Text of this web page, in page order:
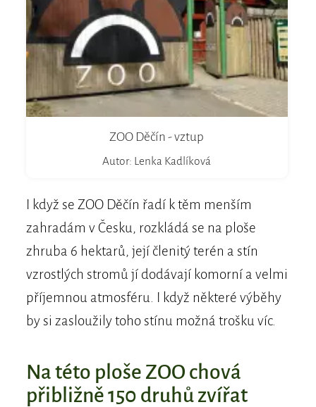
ZOO Děčín - vztup
Autor: Lenka Kadlíková
I když se ZOO Děčín řadí k těm menším
zahradám v Česku, rozkládá se na ploše
zhruba 6 hektarů, její členitý terén a stín
vzrostlých stromů jí dodávají komorní a velmi
příjemnou atmosféru. I když některé výběhy
by si zasloužily toho stínu možná trošku víc.
Na této ploše ZOO chová
přibližně 150 druhů zvířat